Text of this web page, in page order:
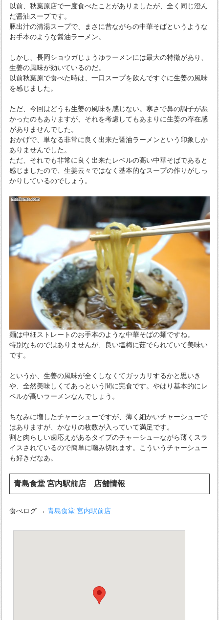
以前、秋葉原店で一度食べたことがありましたが、全く同じ澄ん
だ醤油スープです。
豚出汁の清湯スープで、まさに昔ながらの中華そばというような
お手本のような醤油ラーメン。
しかし、長岡ショウガじょうゆラーメンには最大の特徴があり、
生姜の風味が効いているのだ。
以前秋葉原で食べた時は、一口スープを飲んですぐに生姜の風味
を感じました。
ただ、今回はどうも生姜の風味を感じない。寒さで鼻の調子が悪
かったのもありますが、それを考慮してもあまりに生姜の存在感
がありませんでした。
おかげで、単なる非常に良く出来た醤油ラーメンという印象しか
ありませんでした。
ただ、それでも非常に良く出来たレベルの高い中華そばであると
感じましたので、生姜云々ではなく基本的なスープの作りがしっ
かりしているのでしょう。
麺は中細ストレートのお手本のような中華そばの麺ですね。
特別なものではありませんが、良い塩梅に茹でられていて美味い
です。
というか、生姜の風味が全くしなくてガッカリするかと思いき
や、全然美味しくてあっという間に完食です。やはり基本的にレ
ベルが高いラーメンなんでしょう。
ちなみに増したチャーシューですが、薄く細かいチャーシューで
はありますが、かなりの枚数が入っていて満足です。
割と肉らしい歯応えがあるタイプのチャーシューながら薄くスラ
イスされているので簡単に噛み切れます。こういうチャーシュー
も好きだなあ。
青島食堂 宮内駅前店 店舗情報
食べログ →青島食堂 宮内駅前店